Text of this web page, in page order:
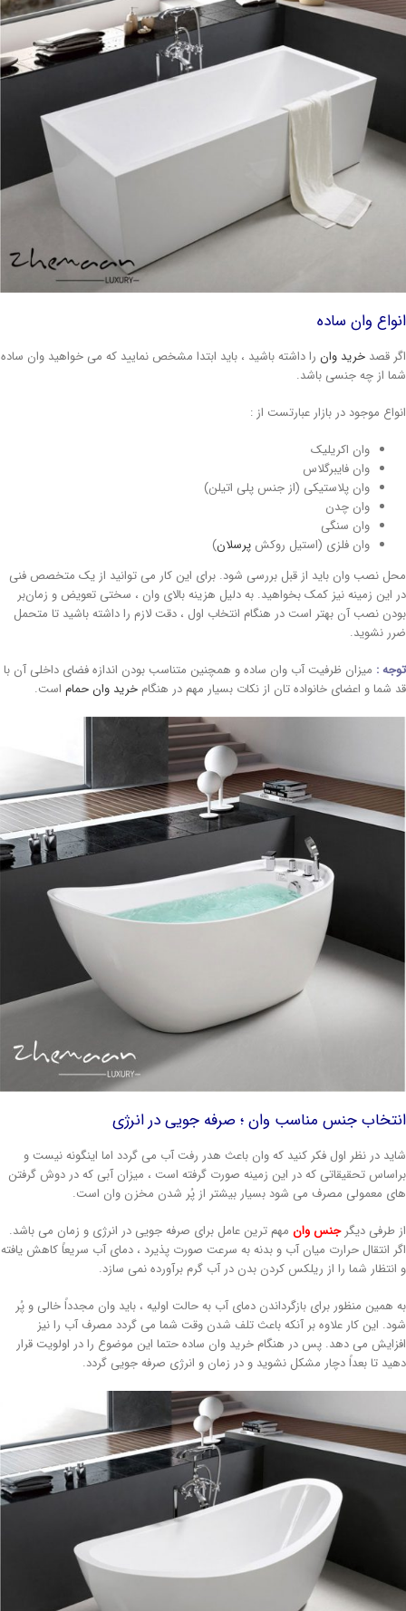
وان ساده
قصد خرید وانرا داشته باشید ، باید ابتدا مشخص نمایید که می خواهید وان ساده
از چه جنسی باشد.
موجود در بازار عبارتست از :
وان اکریلیک
وان فایبرگلاس
وان پلاستیکی (از جنس پلی اتیلن)
وان چدن
وان سنگی
وان فلزی (استیل روکش پرسلان)
نصب وان باید از قبل بررسی شود. برای این کار می توانید از یک متخصص فنی
این زمینه نیز کمک بخواهید. به دلیل هزینه بالای وان ، سختی تعویض و زمان‌بر
نصب آن بهتر است در هنگام انتخاب اول ، دقت لازم را داشته باشید تا متحمل
نشوید.
: میزان ظرفیت آب وان ساده و همچنین متناسب بودن اندازه فضای داخلی آن با
شما و اعضای خانواده تان از نکات بسیار مهم در هنگام خرید وان حماماست.
جنس مناسب وان ؛ صرفه جویی در انرژی
در نظر اول فکر کنید که وان باعث هدر رفت آب می گردد اما اینگونه نیست و
تحقیقاتی که در این زمینه صورت گرفته است ، میزان آبی که در دوش گرفتن
معمولی مصرف می شود بسیار بیشتر از پُر شدن مخزن وان است.
طرفی دیگر جنس وانمهم ترین عامل برای صرفه جویی در انرژی و زمان می باشد.
انتقال حرارت میان آب و بدنه به سرعت صورت پذیرد ، دمای آب سریعاً کاهش یافته
انتظار شما را از ریلکس کردن بدن در آب گرم برآورده نمی سازد.
همین منظور برای بازگرداندن دمای آب به حالت اولیه ، باید وان مجدداً خالی و پُر
این کار علاوه بر آنکه باعث تلف شدن وقت شما می گردد مصرف آب را نیز
می دهد. پس در هنگام خرید وان ساده حتما این موضوع را در اولویت قرار
تا بعداً دچار مشکل نشوید و در زمان و انرژی صرفه جویی گردد.